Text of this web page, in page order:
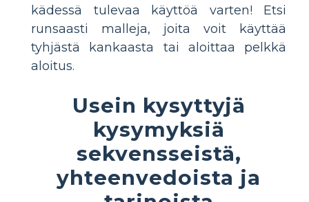
kädessä tulevaa käyttöä varten! Etsi
runsaasti malleja, joita voit käyttää
tyhjästä kankaasta tai aloittaa pelkkä
aloitus.
Usein kysyttyjä
kysymyksiä
sekvensseistä,
yhteenvedoista ja